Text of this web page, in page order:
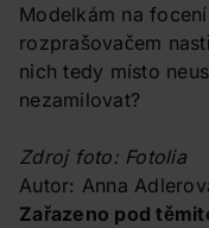
Modelkám na
rozprašovačem
nich tedy místo
nezamilovat?
Zdroj foto: Fotolia
Autor: Anna
Zařazeno pod